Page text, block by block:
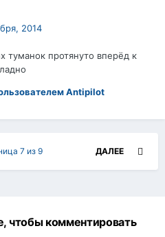
2014
туманок протянуто вперёд к
Antipilot
ДАЛЕЕ
7 из 9
чтобы комментировать